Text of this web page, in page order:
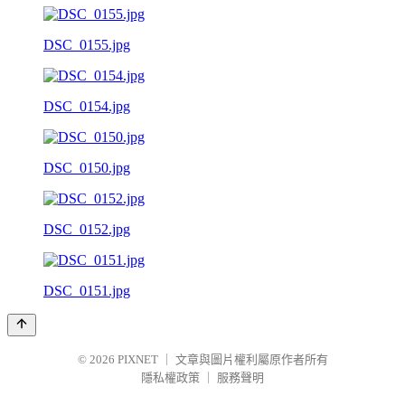
DSC_0155.jpg
DSC_0154.jpg
DSC_0150.jpg
DSC_0152.jpg
DSC_0151.jpg
© 2026 PIXNET
文章與圖片權利屬原作者所有
隱私權政策
服務聲明